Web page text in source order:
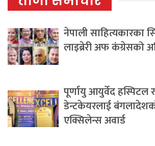
नेपाली साहित्यकारका
लाइब्रेरी अफ कंग्रेसको
पूर्णायु आयुर्वेद हस्पिटल
डेन्टकेयरलाई
एक्सिलेन्स अवार्ड